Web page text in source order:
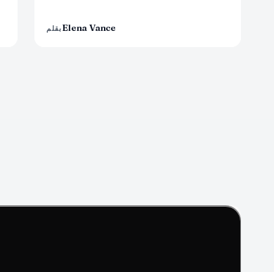
بقلمElena Vance